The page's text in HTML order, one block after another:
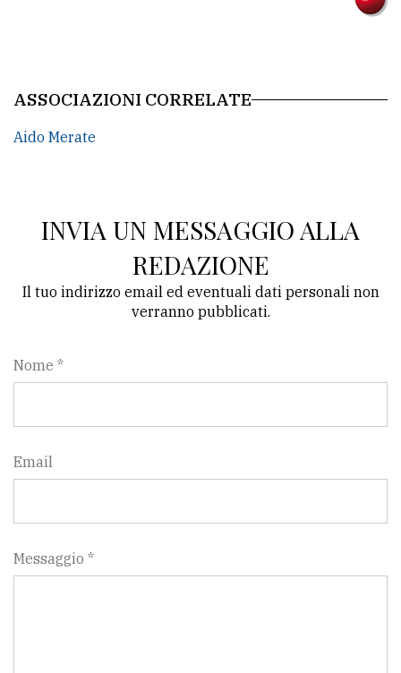
policy
Cookie
ASSOCIAZIONI CORRELATE
Aido Merate
INVIA UN MESSAGGIO ALLA
REDAZIONE
Il tuo indirizzo email ed eventuali dati personali non
verranno pubblicati.
Nome *
Email
Messaggio *